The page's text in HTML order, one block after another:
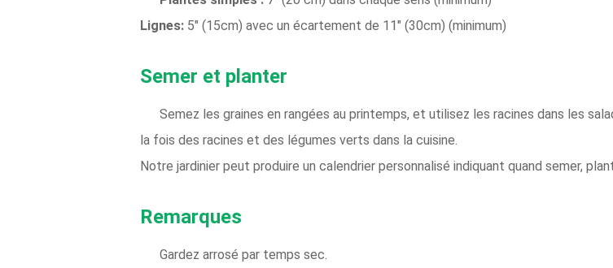
Lignes: 5" (15cm) avec un écartement de 11" (30cm) (minimum)
Semer et planter
Semez les graines en rangées au printemps, et utilisez les racines dans les
la fois des racines et des légumes verts dans la cuisine.
Notre jardinier peut produire un calendrier personnalisé indiquant quand semer,
Remarques
Gardez arrosé par temps sec.